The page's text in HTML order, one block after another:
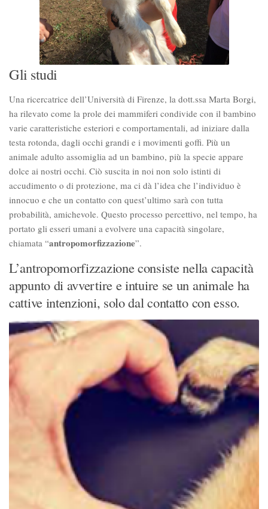
Gli studi
Una ricercatrice dell’Università di Firenze, la dott.ssa Marta Borgi,
ha rilevato come la prole dei mammiferi condivide con il bambino
varie caratteristiche esteriori e comportamentali, ad iniziare dalla
testa rotonda, dagli occhi grandi e i movimenti goffi. Più un
animale adulto assomiglia ad un bambino, più la specie appare
dolce ai nostri occhi. Ciò suscita in noi non solo istinti di
accudimento o di protezione, ma ci dà l’idea che l’individuo è
innocuo e che un contatto con quest’ultimo sarà con tutta
probabilità, amichevole. Questo processo percettivo, nel tempo, ha
portato gli esseri umani a evolvere una capacità singolare,
chiamata “antropomorfizzazione”.
L’antropomorfizzazione consiste nella capacità
appunto di avvertire e intuire se un animale ha
cattive intenzioni, solo dal contatto con esso.